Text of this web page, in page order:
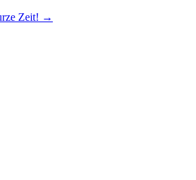
Zeit! →